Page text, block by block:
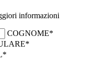
informazioni
COGNOME*